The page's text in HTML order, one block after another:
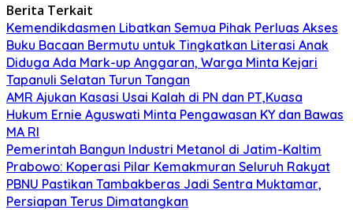
Berita Terkait
Kemendikdasmen Libatkan Semua Pihak Perluas Akses
Buku Bacaan Bermutu untuk Tingkatkan Literasi Anak
Diduga Ada Mark-up Anggaran, Warga Minta Kejari
Tapanuli Selatan Turun Tangan
AMR Ajukan Kasasi Usai Kalah di PN dan PT,Kuasa
Hukum Ernie Aguswati Minta Pengawasan KY dan Bawas
MA RI
Pemerintah Bangun Industri Metanol di Jatim-Kaltim
Prabowo: Koperasi Pilar Kemakmuran Seluruh Rakyat
PBNU Pastikan Tambakberas Jadi Sentra Muktamar,
Persiapan Terus Dimatangkan